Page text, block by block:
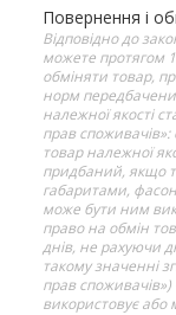
Повернення і
Відповідно до
можете протягом
обміняти товар,
норм
належної якості
прав
товар належної
придбаний, якщо
габаритами,
може бути ним
право на обмін
днів, не рахуючи
такому значенні
прав споживачів»)
використовує або